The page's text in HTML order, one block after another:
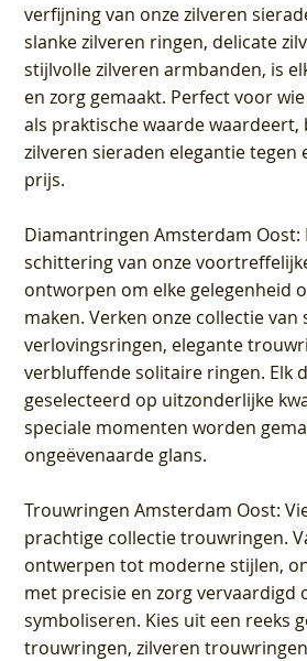
verfijning van onze zilveren
slanke zilveren ringen, delicate
stijlvolle zilveren armbanden, is
en zorg gemaakt. Perfect voor
als praktische waarde waardeert,
zilveren sieraden elegantie tegen
prijs.
Diamantringen Amsterdam Oost:
schittering van onze
ontworpen om elke gelegenheid
maken. Verken onze collectie
verlovingsringen, elegante
verbluffende solitaire ringen. Elk
geselecteerd op uitzonderlijke
speciale momenten worden
ongeëvenaarde glans.
Trouwringen Amsterdam Oost:
prachtige collectie trouwringen.
ontwerpen tot moderne stijlen,
met precisie en zorg vervaardigd
symboliseren. Kies uit een reeks
trouwringen, zilveren